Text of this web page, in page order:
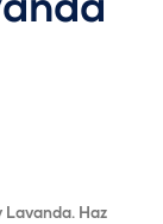
Lavanda. Haz